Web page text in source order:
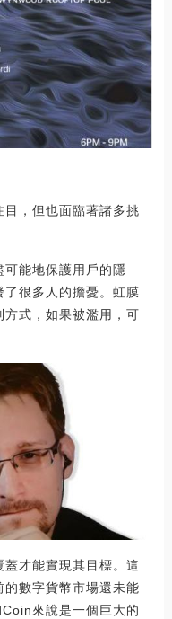
，但也面臨著諸多挑
能地保護用戶的隱
很多人的擔憂。虹膜
式，如果被濫用，可
才能實現其目標。這
數字貨幣市場還未能
來說是一個巨大的